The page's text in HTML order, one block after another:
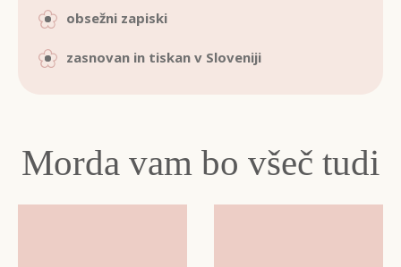
obsežni zapiski
zasnovan in tiskan v Sloveniji
Morda vam bo všeč tudi